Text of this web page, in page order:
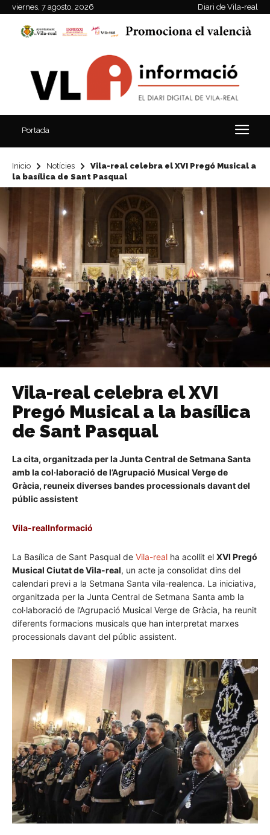
viernes, 7 agosto, 2026 Diari de Vila-real
Portada
Inicio Notícies
Vila-real celebra el XVI Pregó Musical a
la basílica de Sant Pasqual
Vila-real celebra el XVI
Pregó Musical a la basílica
de Sant Pasqual
La cita, organitzada per la Junta Central de Setmana Santa
amb la col·laboració de l’Agrupació Musical Verge de
Gràcia, reuneix diverses bandes processionals davant del
públic assistent
Vila-realInformació
La Basílica de Sant Pasqual de Vila-real ha acollit el XVI Pregó
Musical Ciutat de Vila-real, un acte ja consolidat dins del
calendari previ a la Setmana Santa vila-realenca. La iniciativa,
organitzada per la Junta Central de Setmana Santa amb la
col·laboració de l’Agrupació Musical Verge de Gràcia, ha reunit
diferents formacions musicals que han interpretat marxes
processionals davant del públic assistent.